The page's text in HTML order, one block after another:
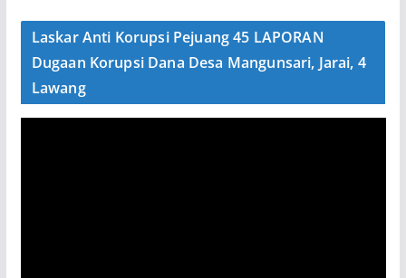
e
Laskar Anti Korupsi Pejuang 45 LAPORAN
Dugaan Korupsi Dana Desa Mangunsari, Jarai, 4
Lawang